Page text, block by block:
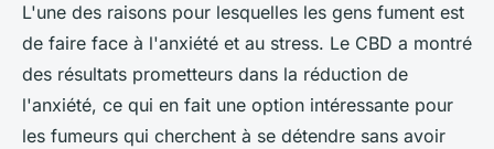
L'une des raisons pour lesquelles les gens fument est
de faire face à l'anxiété et au stress. Le CBD a montré
des résultats prometteurs dans la réduction de
l'anxiété, ce qui en fait une option intéressante pour
les fumeurs qui cherchent à se détendre sans avoir